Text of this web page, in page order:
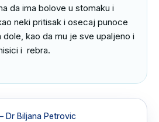
da ima bolove u stomaku i
neki pritisak i osecaj punoce
kao da mu je sve upaljeno i
i  rebra.
Dr Biljana Petrovic